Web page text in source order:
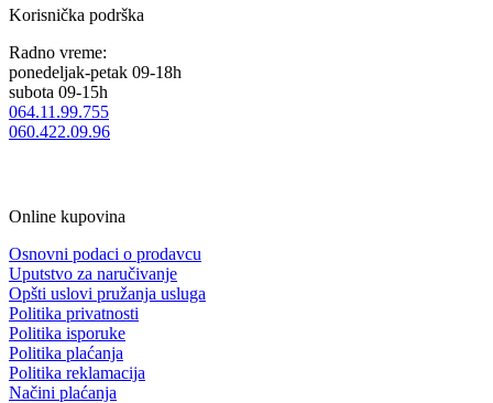
Korisnička podrška
Radno vreme:
ponedeljak-petak 09-18h
subota 09-15h
064.11.99.755
060.422.09.96
Online kupovina
Osnovni podaci o prodavcu
Uputstvo za naručivanje
Opšti uslovi pružanja usluga
Politika privatnosti
Politika isporuke
Politika plaćanja
Politika reklamacija
Načini plaćanja